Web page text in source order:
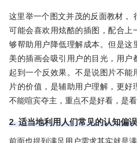
这里举一个图文并茂的反面教材，
可能会喜欢用炫酷的插图，配合上
够帮助用户降低理解成本。但是这
美的插画会吸引用户的目光，用户
起到一个反效果。不是说图片不能
片的价值，是辅助用户理解，更好
不能喧宾夺主，重点不是好看，是看
2. 适当地利用人们常见的认知偏误